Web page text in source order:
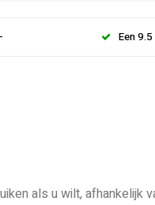
Een
als u wilt, afhankelijk